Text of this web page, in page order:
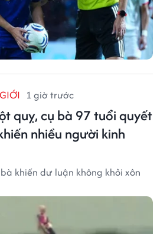
1 giờ trước
quỵ, cụ bà 97 tuổi quyết
nhiều người kinh
khiến dư luận không khỏi xôn